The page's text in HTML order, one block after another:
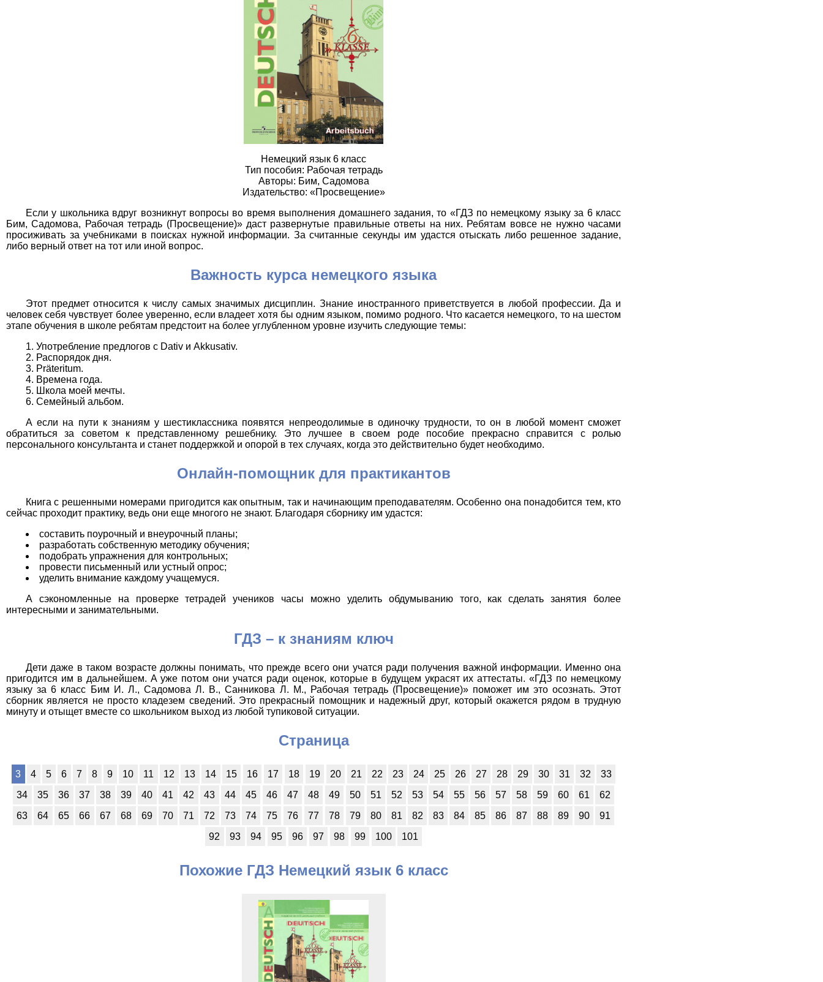
Немецкий язык 6 класс
Тип пособия: Рабочая тетрадь
Авторы: Бим, Садомова
Издательство: «Просвещение»
Если у школьника вдруг возникнут вопросы во время выполнения домашнего задания, то «ГДЗ по немецкому языку за 6 класс
Бим, Садомова, Рабочая тетрадь (Просвещение)» даст развернутые правильные ответы на них. Ребятам вовсе не нужно часами
просиживать за учебниками в поисках нужной информации. За считанные секунды им удастся отыскать либо решенное задание,
либо верный ответ на тот или иной вопрос.
Важность курса немецкого языка
Этот предмет относится к числу самых значимых дисциплин. Знание иностранного приветствуется в любой профессии. Да и
человек себя чувствует более уверенно, если владеет хотя бы одним языком, помимо родного. Что касается немецкого, то на шестом
этапе обучения в школе ребятам предстоит на более углубленном уровне изучить следующие темы:
Употребление предлогов с Dativ и Akkusativ.
Распорядок дня.
Präteritum.
Времена года.
Школа моей мечты.
Семейный альбом.
А если на пути к знаниям у шестиклассника появятся непреодолимые в одиночку трудности, то он в любой момент сможет
обратиться за советом к представленному решебнику. Это лучшее в своем роде пособие прекрасно справится с ролью
персонального консультанта и станет поддержкой и опорой в тех случаях, когда это действительно будет необходимо.
Онлайн-помощник для практикантов
Книга с решенными номерами пригодится как опытным, так и начинающим преподавателям. Особенно она понадобится тем, кто
сейчас проходит практику, ведь они еще многого не знают. Благодаря сборнику им удастся:
составить поурочный и внеурочный планы;
разработать собственную методику обучения;
подобрать упражнения для контрольных;
провести письменный или устный опрос;
уделить внимание каждому учащемуся.
А сэкономленные на проверке тетрадей учеников часы можно уделить обдумыванию того, как сделать занятия более
интересными и занимательными.
ГДЗ – к знаниям ключ
Дети даже в таком возрасте должны понимать, что прежде всего они учатся ради получения важной информации. Именно она
пригодится им в дальнейшем. А уже потом они учатся ради оценок, которые в будущем украсят их аттестаты. «ГДЗ по немецкому
языку за 6 класс Бим И. Л., Садомова Л. В., Санникова Л. М., Рабочая тетрадь (Просвещение)» поможет им это осознать. Этот
сборник является не просто кладезем сведений. Это прекрасный помощник и надежный друг, который окажется рядом в трудную
минуту и отыщет вместе со школьником выход из любой тупиковой ситуации.
Страница
3 4 5 6 7 8 9 10 11 12 13 14 15 16 17 18 19 20 21 22 23 24 25 26 27 28 29 30 31 32
33
34
35 36 37 38 39 40 41 42 43 44 45 46 47 48 49 50 51 52 53 54 55 56 57 58 59 60 61
62
63
64 65 66 67 68 69 70 71 72 73 74 75 76 77 78 79 80 81 82 83 84 85 86 87 88 89 90
91
92
93 94 95 96 97 98 99 100 101
Похожие ГДЗ Немецкий язык 6 класс